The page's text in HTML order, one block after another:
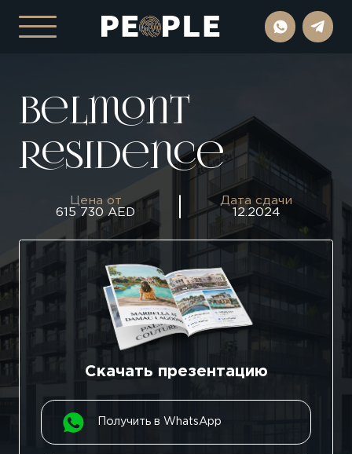
Belmont
Residence
Цена от
615 730 AED
Дата сдачи
12.2024
Скачать презентацию
Получить в WhatsApp